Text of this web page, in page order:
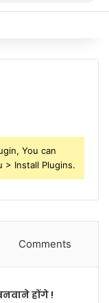
for
You can
> Install Plugins.
Comments
होंगे !